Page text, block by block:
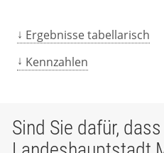
Ergebnisse tabellarisch
Kennzahlen
Sind Sie dafür,